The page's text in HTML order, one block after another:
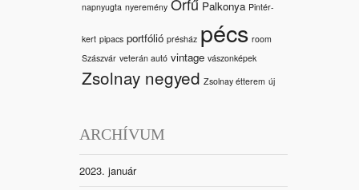
napnyugta nyeremény Palkonya Pintér-
kert pipacs portfólió présház pécs room
Szászvár veterán autó vintage vászonképek
Zsolnay negyed Zsolnay étterem új
ARCHÍVUM
2023. január